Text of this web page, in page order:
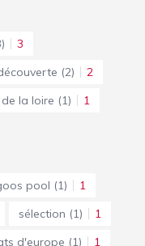
3
(2)
2
la loire (1)
1
pool (1)
1
sélection (1)
1
d'europe (1)
1